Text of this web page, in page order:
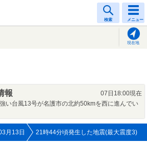
検索 メニュー
現在地
報
07日18:00現在
い台風13号が名護市の北約50kmを西に進んでい
月13日 21時44分頃発生した地震(最大震度3)